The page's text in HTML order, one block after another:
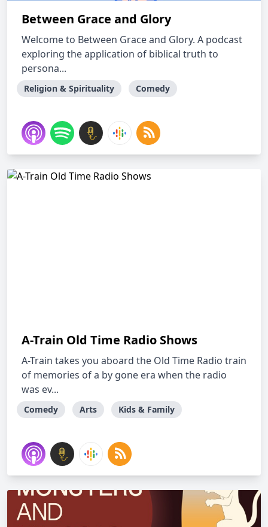
Between Grace and Glory
Welcome to Between Grace and Glory. A podcast
exploring the application of biblical truth to
persona...
Religion & Spirituality Comedy
A-Train Old Time Radio Shows
A-Train takes you aboard the Old Time Radio train
of memories of a by gone era when the radio
was ev...
Comedy Arts Kids & Family